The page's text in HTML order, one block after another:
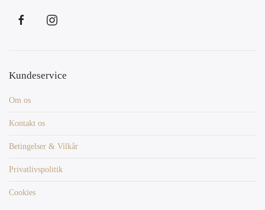
Kundeservice
Om os
Kontakt os
Betingelser & Vilkår
Privatlivspolitik
Cookies